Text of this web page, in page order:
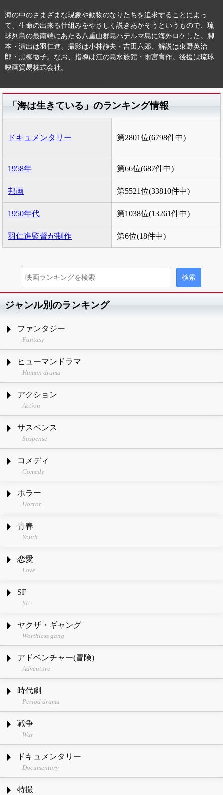
海の中のさまざまな現象や動物のなりたちを追求することによっ
て、生命の出来る仕組みをやさしく説きあかそうというもので、琉
球列島の最南端にあたる八重山群島ハテルマ島に海外ロケした。脚
本・演出は羽仁進、撮影は小林静夫・吉田六郎、解説は東野英治
郎・黒柳徹子。なお、指導は江の島水族館・雨宮育作。後援は琉球
映画貿易株式会社。
「海は生きている」のランキング情報
ドキュメンタリー 第2801位(6798件中)
1958年 第66位(687件中)
邦画 第5521位(33810件中)
1950年代 第1038位(13261件中)
羽仁進監督が制作 第6位(18件中)
ジャンル別のランキング
ファンタジー
Fantasy
ヒューマンドラマ
Human drama
アクション
Action
サスペンス
Suspense
コメディ
Comedy
ホラー
Horror
青春
Youth
恋愛
Love
SF
SF
ヤクザ・ギャング
Worthless gang
アドベンチャー(冒険)
Adventure
時代劇
Period drama
戦争
War
ドキュメンタリー
Documentary
特撮